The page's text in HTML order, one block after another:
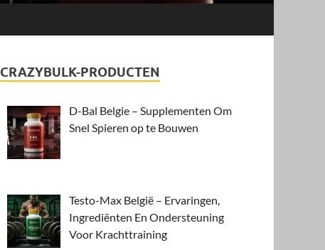
CRAZYBULK-PRODUCTEN
D-Bal Belgie – Supplementen Om
Snel Spieren op te Bouwen
Testo-Max België – Ervaringen,
Ingrediënten En Ondersteuning
Voor Krachttraining